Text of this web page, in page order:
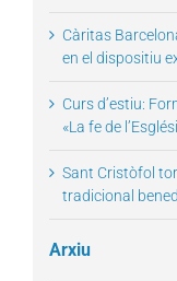
Càritas
en el dispositiu
Curs d’estiu:
«La fe de
Sant Cristòfol
tradicional
Arxiu